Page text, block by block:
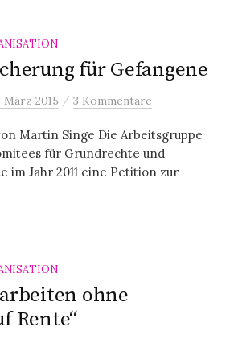
für Gefangene
März 2015 / 3 Kommentare
Martin Singe Die Arbeitsgruppe
für Grundrechte und
im Jahr 2011 eine Petition zur
ohne
Rente“